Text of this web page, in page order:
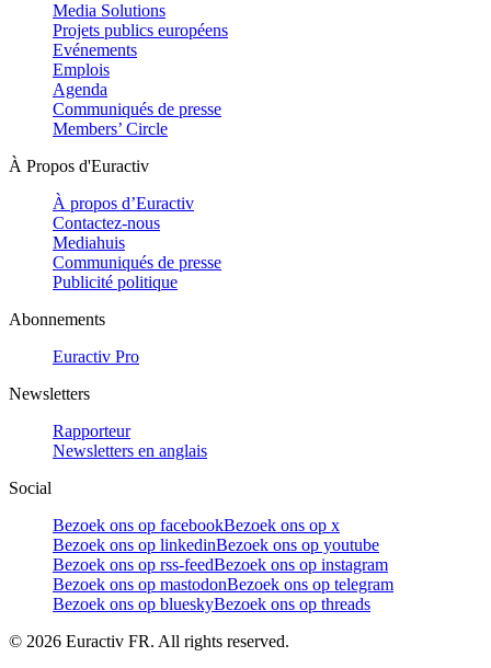
Media Solutions
Projets publics européens
Evénements
Emplois
Agenda
Communiqués de presse
Members’ Circle
À Propos d'Euractiv
À propos d’Euractiv
Contactez-nous
Mediahuis
Communiqués de presse
Publicité politique
Abonnements
Euractiv Pro
Newsletters
Rapporteur
Newsletters en anglais
Social
Bezoek ons op facebookBezoek ons op x
Bezoek ons op linkedinBezoek ons op youtube
Bezoek ons op rss-feedBezoek ons op instagram
Bezoek ons op mastodonBezoek ons op telegram
Bezoek ons op blueskyBezoek ons op threads
© 2026 Euractiv FR. All rights reserved.